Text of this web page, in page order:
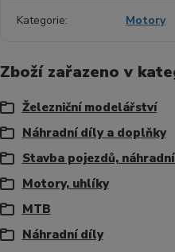
Kategorie Motory
Zboží zařazeno v
Železniční modelářství
Náhradní díly a doplňky
Stavba pojezdů,
Motory, uhlíky
MTB
Náhradní díly